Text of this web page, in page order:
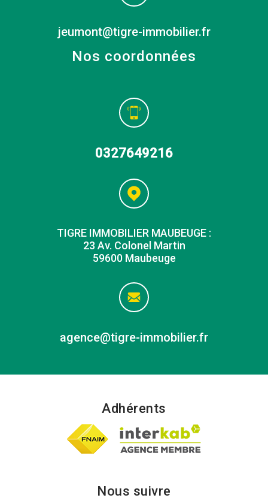
jeumont@tigre-immobilier.fr
Nos coordonnées
0327649216
agence@tigre-immobilier.fr
TIGRE IMMOBILIER MAUBEUGE :
23 Av. Colonel Martin
59600 Maubeuge
Adhérents
Nous suivre